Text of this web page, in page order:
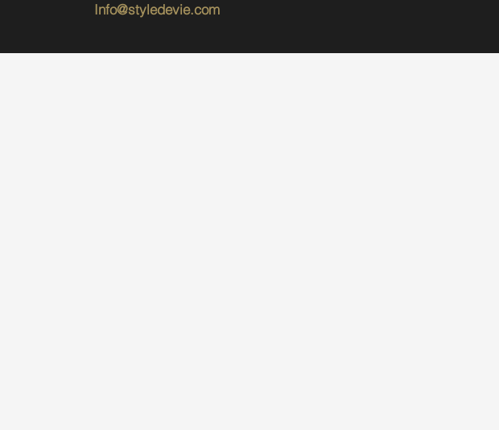
Info@styledevie.com